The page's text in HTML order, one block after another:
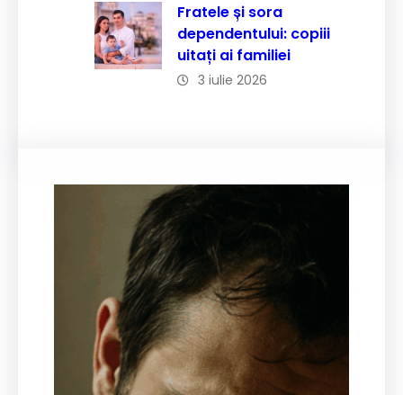
Fratele și sora
dependentului: copiii
uitați ai familiei
3 iulie 2026